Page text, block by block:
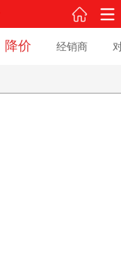
降价 经销商